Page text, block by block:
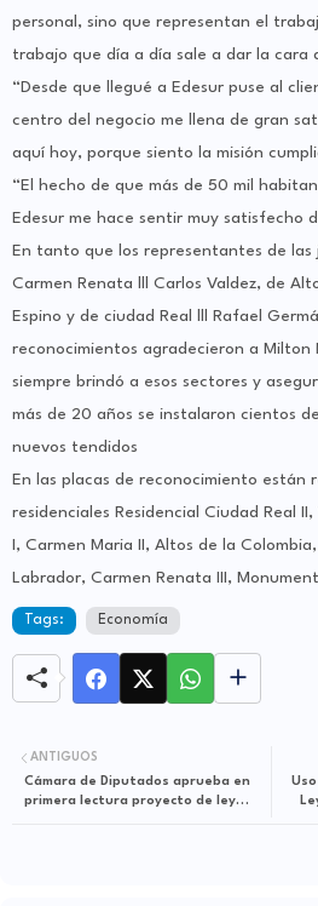
personal, sino que representan el
trabajo que día a día sale a dar la cara
“Desde que llegué a Edesur puse al
centro del negocio me llena de gran
aquí hoy, porque siento la misión
“El hecho de que más de 50 mil
Edesur me hace sentir muy satisfecho
En tanto que los representantes de las
Carmen Renata lll Carlos Valdez, de
Espino y de ciudad Real lll Rafael
reconocimientos agradecieron a Milton
siempre brindó a esos sectores y
más de 20 años se instalaron cientos
nuevos tendidos
En las placas de reconocimiento están
residenciales Residencial Ciudad Real
I, Carmen Maria II, Altos de la
Labrador, Carmen Renata III,
Tags: Economía
ANTIGUOS
Cámara de Diputados aprueba en
primera lectura proyecto de ley